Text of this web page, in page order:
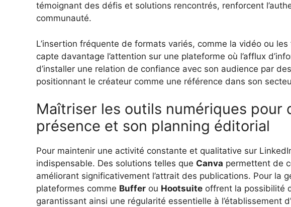
témoignant des défis et solutions rencontrés, renforcent
communauté.
L’insertion fréquente de formats variés, comme la vidéo ou
capte davantage l’attention sur une plateforme où l’afflux
d’installer une relation de confiance avec son audience par
positionnant le créateur comme une référence dans son
Maîtriser les outils numériques pour
présence et son planning éditorial
Pour maintenir une activité constante et qualitative sur
indispensable. Des solutions telles que Canva permettent de
améliorant significativement l’attrait des publications. Pour la
plateformes comme Buffer ou Hootsuite offrent la possibilité
garantissant ainsi une régularité essentielle à l’établissement